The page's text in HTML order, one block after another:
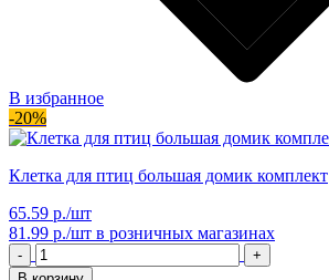
В избранное
-20%
Клетка для птиц большая домик комплект
65.59 р./шт
81.99 р./шт в розничных магазинах
-
+